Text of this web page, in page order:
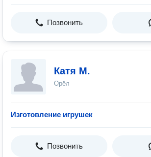
Позвонить
Катя М.
Орёл
Изготовление игрушек
Позвонить